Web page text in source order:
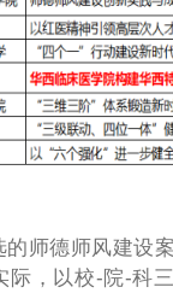
的师德师风建设
际，以校-院-科